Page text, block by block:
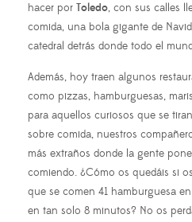
hacer por Toledo, con sus calles
comida, una bola gigante de
catedral detrás donde todo el
Además, hoy traen algunos
como pizzas, hamburguesas,
para aquellos curiosos que se
sobre comida, nuestros
más extraños donde la gente
comiendo. ¿Cómo os quedáis si
que se comen 41 hamburguesa
en tan solo 8 minutos? No os